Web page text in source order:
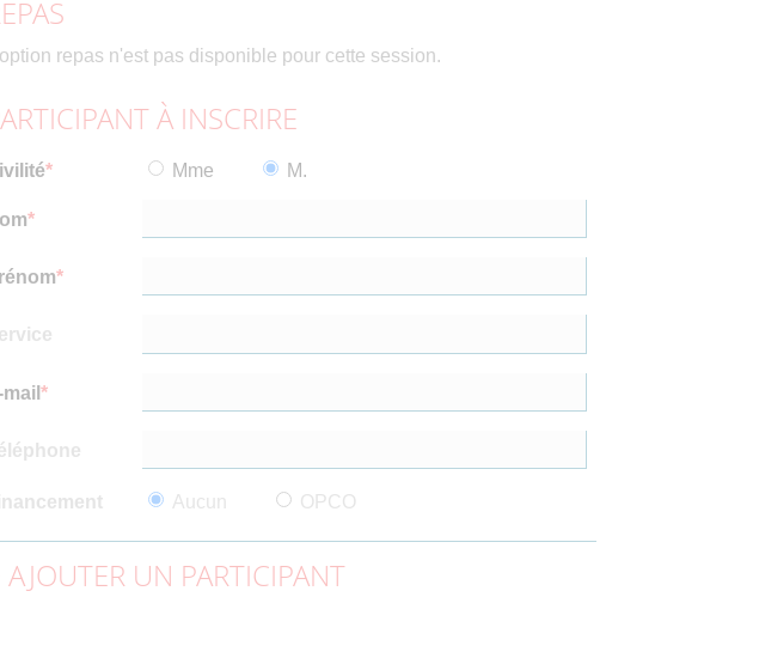
repas n'est pas disponible pour cette session.
À INSCRIRE
Mme M.
mail
Aucun OPCO
AJOUTER UN PARTICIPANT